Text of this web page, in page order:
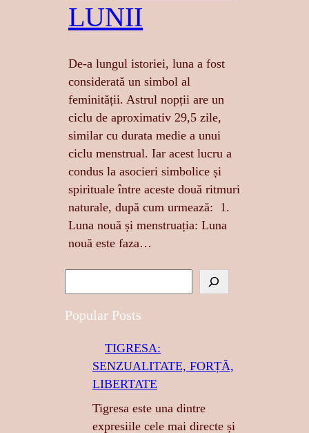
LUNII
De-a lungul istoriei, luna a fost
considerată un simbol al
feminității. Astrul nopții are un
ciclu de aproximativ 29,5 zile,
similar cu durata medie a unui
ciclu menstrual. Iar acest lucru a
condus la asocieri simbolice și
spirituale între aceste două ritmuri
naturale, după cum urmează: 1.
Luna nouă și menstruația: Luna
nouă este faza…
e
a
Popular Posts
TIGRESA:
SENZUALITATE, FORȚĂ,
LIBERTATE
Tigresa este una dintre
expresiile cele mai directe și